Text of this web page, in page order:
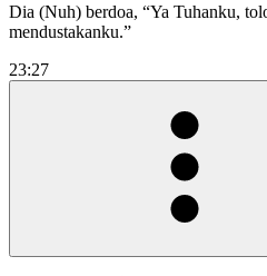
Dia (Nuh) berdoa, “Ya Tuhanku,
mendustakanku.”
23:27